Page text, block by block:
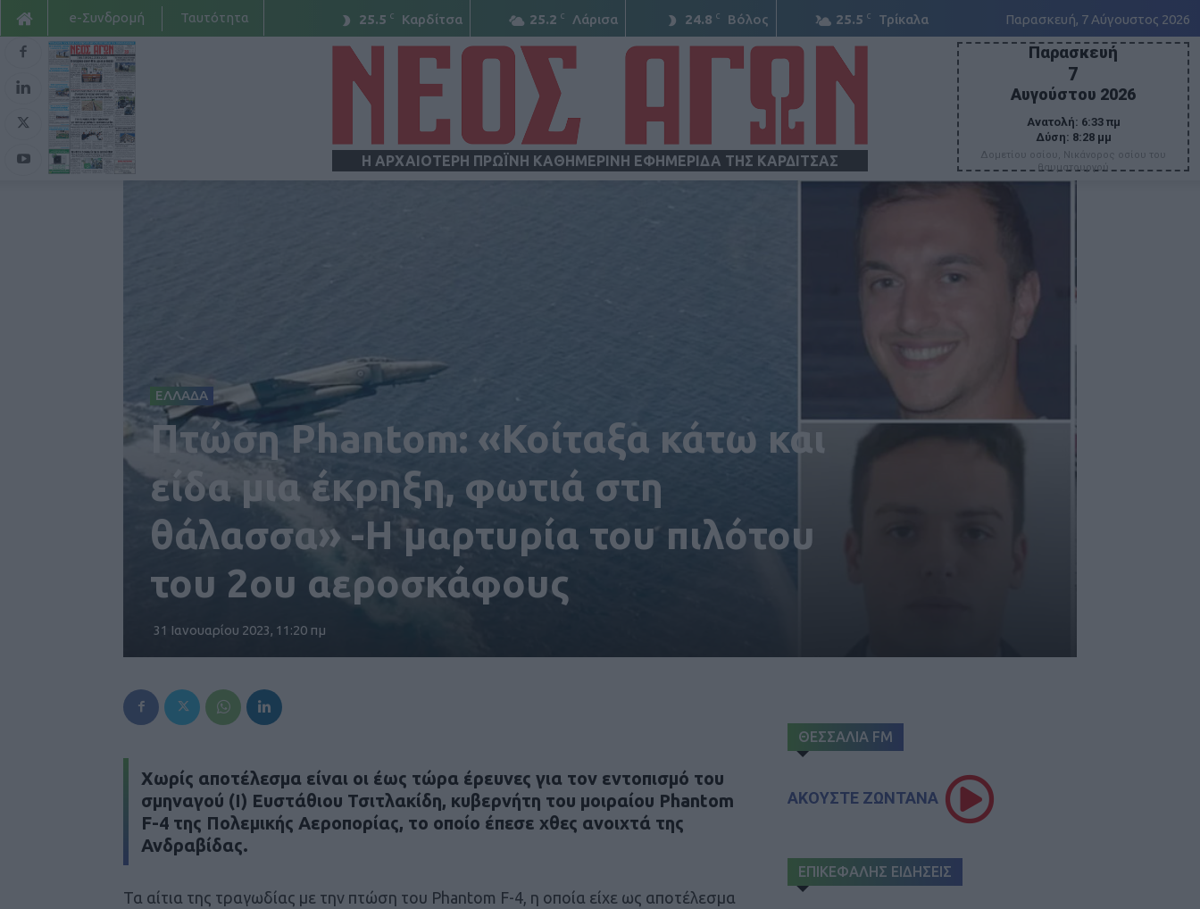
25.5 C Καρδίτσα 25.2 C Λάρισα 24.8 C Βόλος 25.5 C Τρίκαλα Παρασκευή, 7 Αύγουστος 2026
e-Συνδρομή Ταυτότητα
Η ΑΡΧΑΙΟΤΕΡΗ ΠΡΩΪΝΗ ΚΑΘΗΜΕΡΙΝΗ ΕΦΗΜΕΡΙΔΑ ΤΗΣ ΚΑΡΔΙΤΣΑΣ
Παρασκευή
7
Αυγούστου 2026
Ανατολή: 6:33 πμ
Δύση: 8:28 μμ
Δομετίου οσίου, Νικάνορος οσίου του
θαυματουργού
ΕΛΛΑΔΑ
Πτώση Phantom: «Κοίταξα κάτω και
είδα μια έκρηξη, φωτιά στη
θάλασσα» -Η μαρτυρία του πιλότου
του 2ου αεροσκάφους
31 Ιανουαρίου 2023, 11:20 πμ
Χωρίς αποτέλεσμα είναι οι έως τώρα έρευνες για τον εντοπισμό του
σμηναγού (Ι) Ευστάθιου Τσιτλακίδη, κυβερνήτη του μοιραίου Phantom
F-4 της Πολεμικής Αεροπορίας, το οποίο έπεσε χθες ανοιχτά της
Ανδραβίδας.
Τα αίτια της τραγωδίας με την πτώση του Phantom F-4, η οποία είχε ως αποτέλεσμα
ΘΕΣΣΑΛΙΑ FM
ΑΚΟΥΣΤΕ ΖΩΝΤΑΝΑ
ΕΠΙΚΕΦΑΛΗΣ ΕΙΔΗΣΕΙΣ